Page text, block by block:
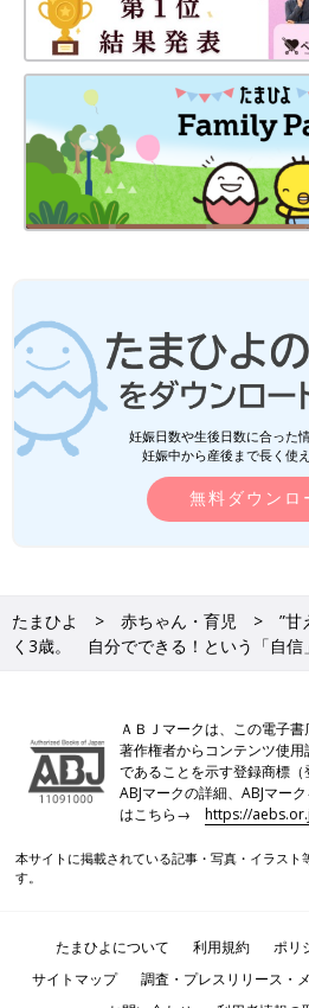
妊娠日数や生後日数に合った
妊娠中から産後まで長く使
無料ダウンロ
たまひよ 赤ちゃん・育児
”甘
く3歳。 自分でできる！という「自信
ＡＢＪマークは、この電子書
著作権者からコンテンツ使
であることを示す登録商標（
ABJマークの詳細、ABJマー
はこちら→https://
本サイトに掲載されている記事・写真・イラスト
す。
たまひよについて 利用規約 ポリ
サイトマップ
調査・プレスリリース・